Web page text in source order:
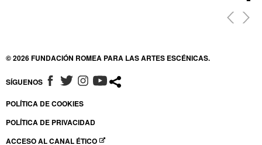
© 2026 FUNDACIÓN ROMEA PARA LAS ARTES ESCÉNICAS.
SÍGUENOS ABRE EN NUEVA VENTANA
ABRE EN NUEVA VENTANA
ABRE EN NUEVA VENTANA
ABRE EN NUEVA VENTANA
POLÍTICA DE COOKIES
POLÍTICA DE PRIVACIDAD
ACCESO AL CANAL ÉTICO